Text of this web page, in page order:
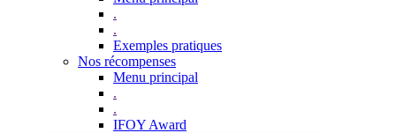
.
.
Exemples pratiques
Nos récompenses
Menu principal
.
.
IFOY Award